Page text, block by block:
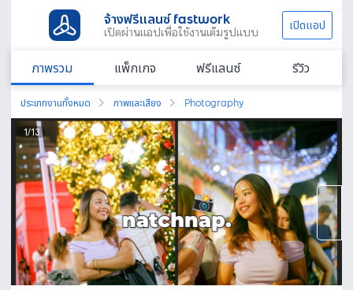
จ้างฟรีแลนซ์ fastwork
เปิดผ่านแอปเพื่อใช้งานเต็มรูปแบบ เปิดแอป
ภาพรวม แพ็กเกจ ฟรีแลนซ์ รีวิว
ประเภทงานทั้งหมด ภาพและเสียง Photography
1/13